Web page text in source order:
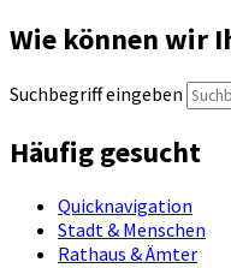
Wie können wir
Suchbegriff eingeben
Häufig gesucht
Quicknavigation
Stadt & Menschen
Rathaus & Ämter